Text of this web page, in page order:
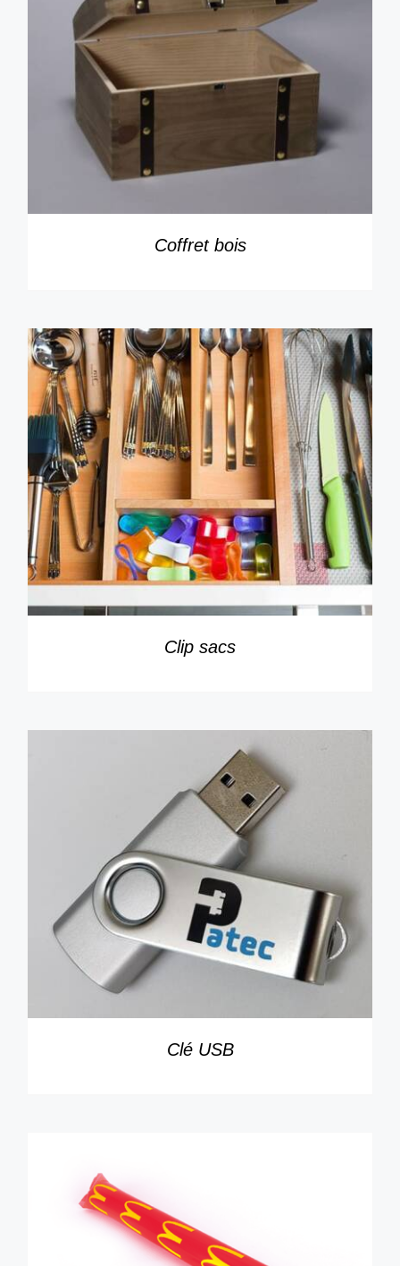
Coffret bois
Clip sacs
DÉTAILS
Clé USB